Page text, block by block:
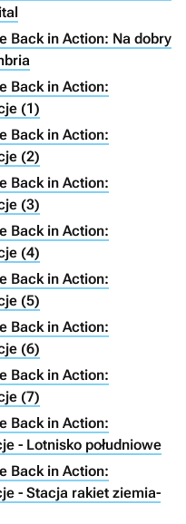
Back in Action: Na dobry
Back in Action:
(1)
Back in Action:
(2)
Back in Action:
(3)
Back in Action:
(4)
Back in Action:
(5)
Back in Action:
(6)
Back in Action:
(7)
Back in Action:
- Lotnisko południowe
Back in Action:
- Stacja rakiet ziemia-